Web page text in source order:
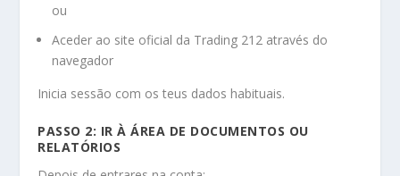
ou
Aceder ao site oficial da Trading 212 através do
navegador
Inicia sessão com os teus dados habituais.
PASSO 2: IR À ÁREA DE DOCUMENTOS OU
RELATÓRIOS